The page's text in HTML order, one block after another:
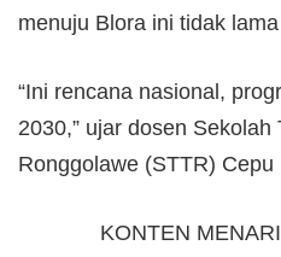
menuju Blora ini tidak
“Ini rencana nasional,
2030,” ujar dosen Sekolah
Ronggolawe (STTR) Cepu
KONTEN